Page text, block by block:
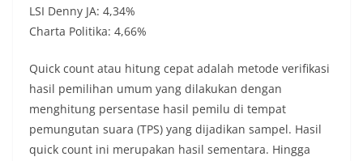
LSI Denny JA: 4,34%
Charta Politika: 4,66%
Quick count atau hitung cepat adalah metode verifikasi
hasil pemilihan umum yang dilakukan dengan
menghitung persentase hasil pemilu di tempat
pemungutan suara (TPS) yang dijadikan sampel. Hasil
quick count ini merupakan hasil sementara. Hingga